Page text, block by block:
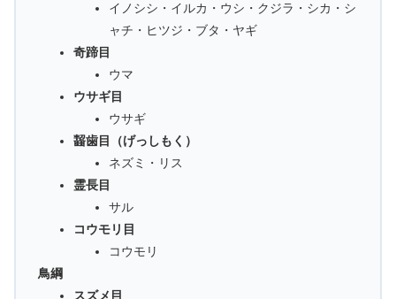
イノシシ・イルカ・ウシ・クジラ・シカ・シ
ャチ・ヒツジ・ブタ・ヤギ
奇蹄目
ウマ
ウサギ目
ウサギ
齧歯目（げっしもく）
ネズミ・リス
霊長目
サル
コウモリ目
コウモリ
鳥綱
スズメ目